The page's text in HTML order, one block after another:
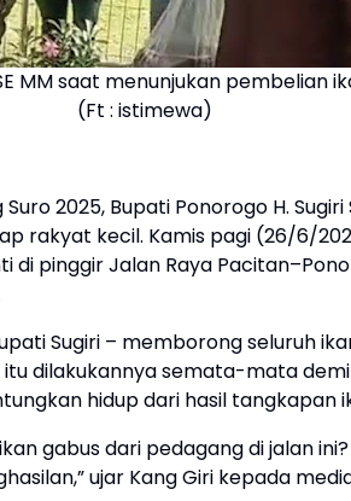
MM saat menunjukan pembelian
(Ft : istimewa)
2025, Bupati Ponorogo H. Sugiri
rakyat kecil. Kamis pagi (26/6/
di pinggir Jalan Raya
Sugiri – memborong seluruh
dilakukannya semata-mata
hidup dari hasil tangkapan
gabus dari pedagang di jalan
ujar Kang Giri kepada